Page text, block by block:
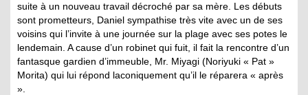
suite à un nouveau travail décroché par sa mère. Les débuts
sont prometteurs, Daniel sympathise très vite avec un de ses
voisins qui l’invite à une journée sur la plage avec ses potes le
lendemain. A cause d’un robinet qui fuit, il fait la rencontre d’un
fantasque gardien d’immeuble, Mr. Miyagi (Noriyuki « Pat »
Morita) qui lui répond laconiquement qu’il le réparera « après
».